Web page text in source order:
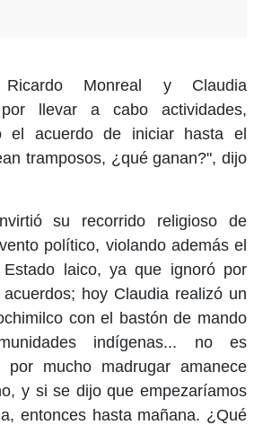
Monreal y Claudia
por llevar a cabo actividades,
el acuerdo de iniciar hasta el
tramposos, ¿qué ganan?", dijo
su recorrido religioso de
político, violando además el
Estado laico, ya que ignoró por
hoy Claudia realizó un
con el bastón de mando
indígenas... no es
por mucho madrugar amanece
y si se dijo que empezaríamos
entonces hasta mañana. ¿Qué